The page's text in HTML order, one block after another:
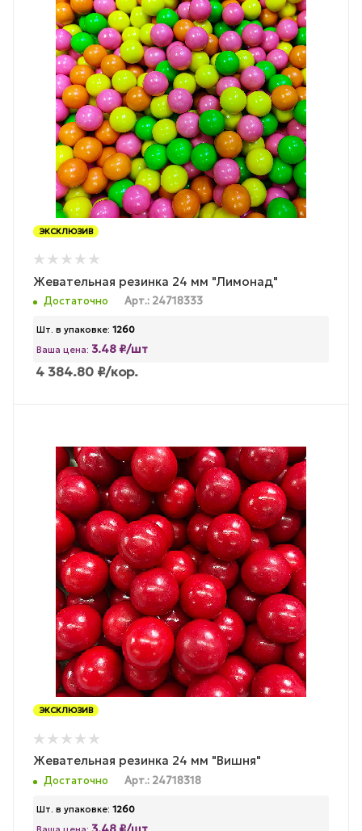
ЭКСКЛЮЗИВ
Жевательная резинка 24 мм "Лимонад"
Достаточно Арт.: 24718333
Шт. в упаковке: 1260
Ваша цена: 3.48 ₽/шт
4 384.80 ₽/кор.
ЭКСКЛЮЗИВ
Жевательная резинка 24 мм "Вишня"
Достаточно Арт.: 24718318
Шт. в упаковке: 1260